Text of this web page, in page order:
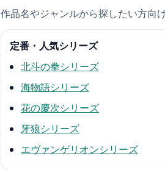
作品名やジャンルから探したい方向
定番・人気シリーズ
北斗の拳シリーズ
海物語シリーズ
花の慶次シリーズ
牙狼シリーズ
エヴァンゲリオンシリーズ